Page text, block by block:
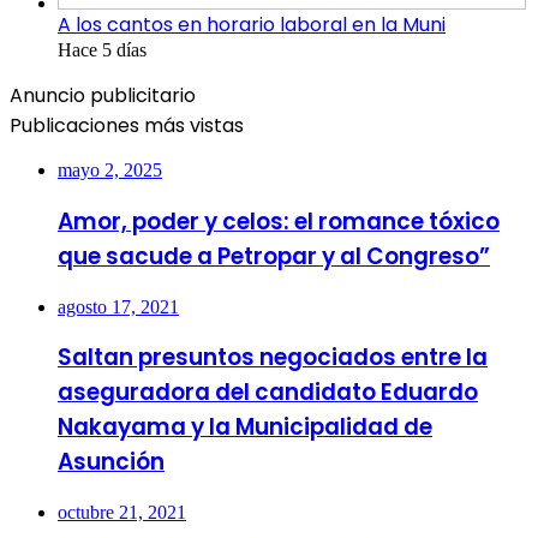
A los cantos en horario laboral en la Muni
Hace 5 días
Anuncio publicitario
Publicaciones más vistas
mayo 2, 2025
Amor, poder y celos: el romance tóxico
que sacude a Petropar y al Congreso”
agosto 17, 2021
Saltan presuntos negociados entre la
aseguradora del candidato Eduardo
Nakayama y la Municipalidad de
Asunción
octubre 21, 2021